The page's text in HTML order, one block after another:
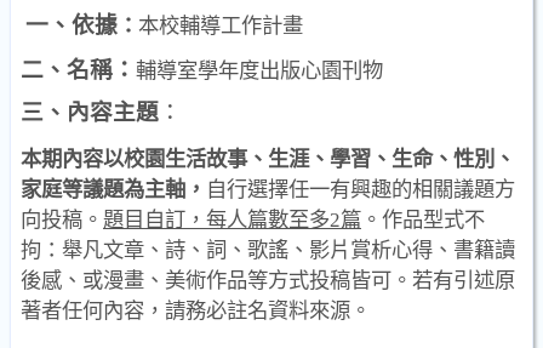
一、依據 ： 本校輔導工作計畫
二、名稱： 輔導室學年度出版心園刊物
三、內容主題 ：
本期內容以校園生活故事、生涯、學習、生命、性別、
家庭等議題為主軸， 自行選擇任一有興趣的相關議題方
向投稿。 題目自訂，每人篇數至多2篇 。作品型式不
拘：舉凡文章、詩、詞、歌謠、影片賞析心得、書籍讀
後感、或漫畫、美術作品等方式投稿皆可。若有引述原
著者任何內容，請務必註名資料來源。